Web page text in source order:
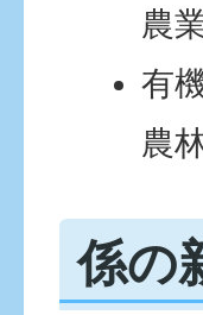
農
有
農
係の